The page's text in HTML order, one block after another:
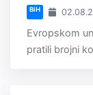
BiH
Evropskom
pratili brojni